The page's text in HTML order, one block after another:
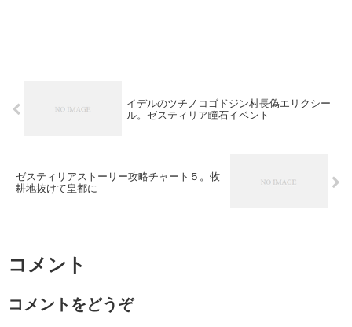
イデルのツチノコゴドジン村長偽エリクシー
ル。ゼスティリア瞳石イベント
ゼスティリアストーリー攻略チャート５。牧
耕地抜けて皇都に
コメント
コメントをどうぞ